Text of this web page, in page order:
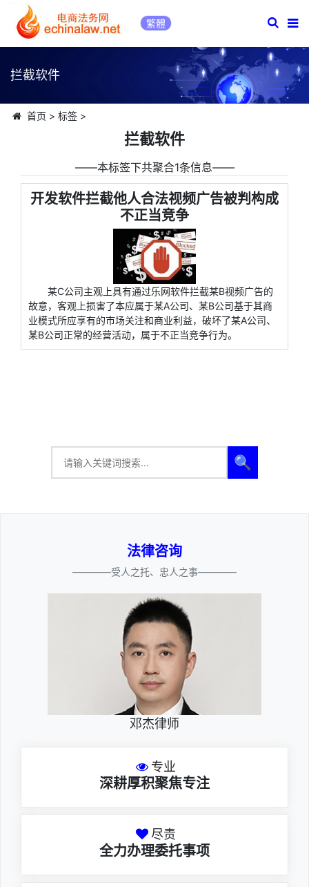
繁體
拦截软件
首页 > 标签>
拦截软件
――本标签下共聚合1条信息――
开发软件拦截他人合法视频广告被判构成
不正当竞争
某C公司主观上具有通过乐网软件拦截某B视频广告的
故意，客观上损害了本应属于某A公司、某B公司基于其商
业模式所应享有的市场关注和商业利益，破坏了某A公司、
某B公司正常的经营活动，属于不正当竞争行为。
🔍
法律咨询
————受人之托、忠人之事————
邓杰律师
专业
深耕厚积聚焦专注
尽责
全力办理委托事项